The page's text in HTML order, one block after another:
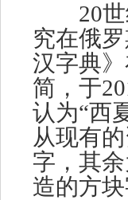
20
究在俄
汉字典
简，于
认为“西
从现有
字，其
造的方块